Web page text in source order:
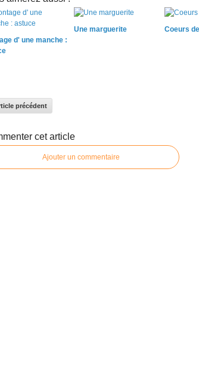
d' une manche :
Une marguerite Coeurs
précédent
cet article
Ajouter un commentaire